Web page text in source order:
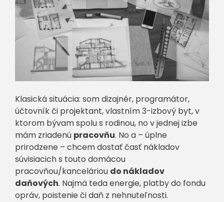
Klasická situácia: som dizajnér, programátor,
účtovník či projektant, vlastním 3-izbový byt, v
ktorom bývam spolu s rodinou, no v jednej izbe
mám zriadenú pracovňu. No a – úplne
prirodzene – chcem dostať časť nákladov
súvisiacich s touto domácou
pracovňou/kanceláriou do nákladov
daňových. Najmä teda energie, platby do fondu
opráv, poistenie či daň z nehnuteľnosti.